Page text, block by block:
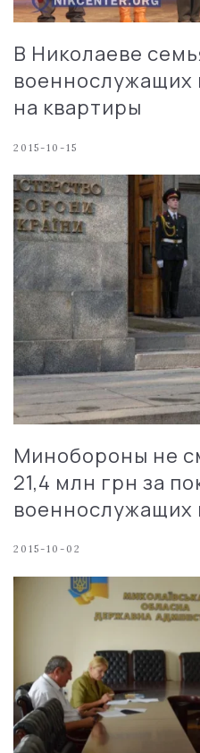
В Николаеве
военнослужащих
на квартиры
2015-10-15
Минобороны не
21,4 млн грн за
военнослужащих
2015-10-02